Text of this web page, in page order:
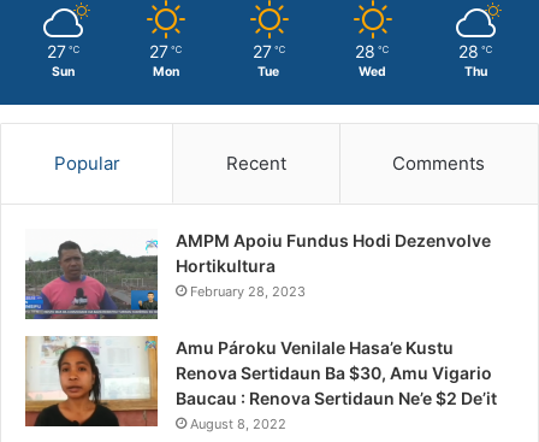
27 ℃
Sun
27 ℃
Mon
27 ℃
Tue
28 ℃
Wed
28 ℃
Thu
Popular Recent Comments
AMPM Apoiu Fundus Hodi Dezenvolve
Hortikultura
February 28, 2023
Amu Pároku Venilale Hasa’e Kustu
Renova Sertidaun Ba $30, Amu Vigario
Baucau : Renova Sertidaun Ne’e $2 De’it
August 8, 2022